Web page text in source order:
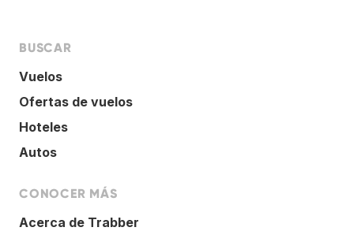
BUSCAR
Vuelos
Ofertas de vuelos
Hoteles
Autos
CONOCER MÁS
Acerca de Trabber